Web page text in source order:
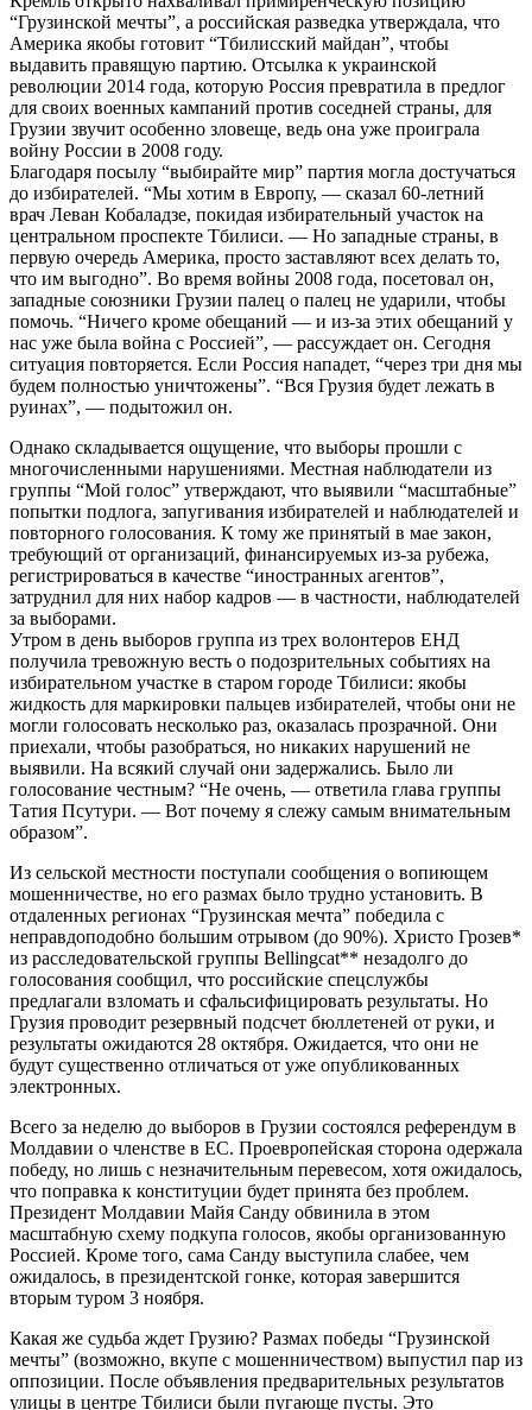
“Грузинской мечты”, а российская разведка утверждала, что
Америка якобы готовит “Тбилисский майдан”, чтобы
выдавить правящую партию. Отсылка к украинской
революции 2014 года, которую Россия превратила в предлог
для своих военных кампаний против соседней страны, для
Грузии звучит особенно зловеще, ведь она уже проиграла
войну России в 2008 году.
Благодаря посылу “выбирайте мир” партия могла достучаться
до избирателей. “Мы хотим в Европу, — сказал 60-летний
врач Леван Кобаладзе, покидая избирательный участок на
центральном проспекте Тбилиси. — Но западные страны, в
первую очередь Америка, просто заставляют всех делать то,
что им выгодно”. Во время войны 2008 года, посетовал он,
западные союзники Грузии палец о палец не ударили, чтобы
помочь. “Ничего кроме обещаний — и из-за этих обещаний у
нас уже была война с Россией”, — рассуждает он. Сегодня
ситуация повторяется. Если Россия нападет, “через три дня мы
будем полностью уничтожены”. “Вся Грузия будет лежать в
руинах”, — подытожил он.
Однако складывается ощущение, что выборы прошли с
многочисленными нарушениями. Местная наблюдатели из
группы “Мой голос” утверждают, что выявили “масштабные”
попытки подлога, запугивания избирателей и наблюдателей и
повторного голосования. К тому же принятый в мае закон,
требующий от организаций, финансируемых из-за рубежа,
регистрироваться в качестве “иностранных агентов”,
затруднил для них набор кадров — в частности, наблюдателей
за выборами.
Утром в день выборов группа из трех волонтеров ЕНД
получила тревожную весть о подозрительных событиях на
избирательном участке в старом городе Тбилиси: якобы
жидкость для маркировки пальцев избирателей, чтобы они не
могли голосовать несколько раз, оказалась прозрачной. Они
приехали, чтобы разобраться, но никаких нарушений не
выявили. На всякий случай они задержались. Было ли
голосование честным? “Не очень, — ответила глава группы
Татия Псутури. — Вот почему я слежу самым внимательным
образом”.
Из сельской местности поступали сообщения о вопиющем
мошенничестве, но его размах было трудно установить. В
отдаленных регионах “Грузинская мечта” победила с
неправдоподобно большим отрывом (до 90%). Христо Грозев*
из расследовательской группы Bellingcat** незадолго до
голосования сообщил, что российские спецслужбы
предлагали взломать и сфальсифицировать результаты. Но
Грузия проводит резервный подсчет бюллетеней от руки, и
результаты ожидаются 28 октября. Ожидается, что они не
будут существенно отличаться от уже опубликованных
электронных.
Всего за неделю до выборов в Грузии состоялся референдум в
Молдавии о членстве в ЕС. Проевропейская сторона одержала
победу, но лишь с незначительным перевесом, хотя ожидалось,
что поправка к конституции будет принята без проблем.
Президент Молдавии Майя Санду обвинила в этом
масштабную схему подкупа голосов, якобы организованную
Россией. Кроме того, сама Санду выступила слабее, чем
ожидалось, в президентской гонке, которая завершится
вторым туром 3 ноября.
Какая же судьба ждет Грузию? Размах победы “Грузинской
мечты” (возможно, вкупе с мошенничеством) выпустил пар из
оппозиции. После объявления предварительных результатов
улицы в центре Тбилиси были пугающе пусты. Это